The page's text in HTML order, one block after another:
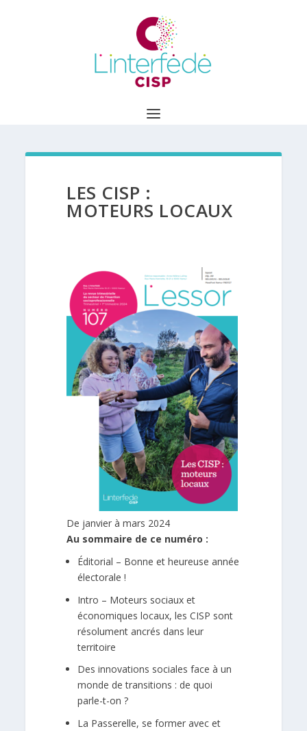
LES CISP :
MOTEURS LOCAUX
De janvier à mars 2024
Au sommaire de ce numéro :
Éditorial – Bonne et heureuse année
électorale !
Intro – Moteurs sociaux et
économiques locaux, les CISP sont
résolument ancrés dans leur
territoire
Des innovations sociales face à un
monde de transitions : de quoi
parle-t-on ?
La Passerelle, se former avec et